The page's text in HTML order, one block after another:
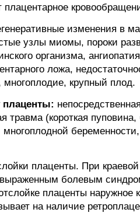
изменения в
узлы миомы, пороки
организма,
ложа,
крупный плод.
травма (короткая
плаценты. При
болевым
плаценты наружное
на наличие